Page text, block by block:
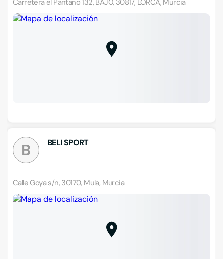
Carretera el Pantano 132, BAJO, 30817, LORCA, Murcia
B BELI SPORT
Calle Goya s/n, 30170, Mula, Murcia